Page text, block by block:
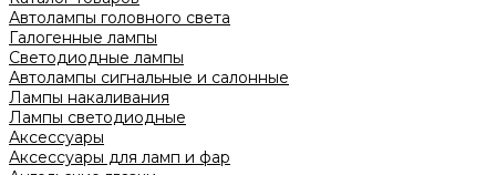
Автолампы головного света
Галогенные лампы
Светодиодные лампы
Автолампы сигнальные и салонные
Лампы накаливания
Лампы светодиодные
Аксессуары
Аксессуары для ламп и фар